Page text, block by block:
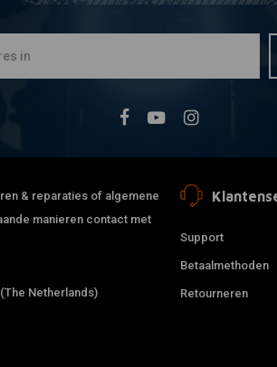
& reparaties of algemene
manieren contact met
Netherlands)
Support
Betaalmethoden
Retourneren